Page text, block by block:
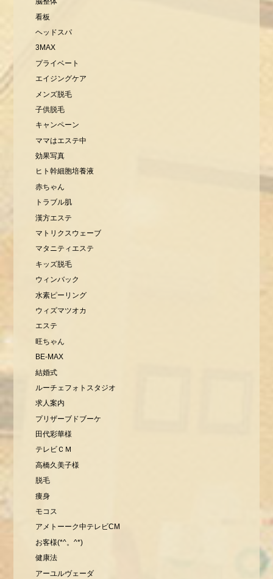
看板
ヘッドスパ
3MAX
プライベート
エイジングケア
メンズ脱毛
子供脱毛
キャンペーン
ママはエステ中
効果写真
ヒト幹細胞培養液
赤ちゃん
トラブル肌
漢方エステ
マトリクスウェーブ
マタニティエステ
キッズ脱毛
ウィンバック
水素ピーリング
ウィズマツオカ
エステ
旺ちゃん
BE-MAX
結婚式
ルーチェフォトスタジオ
求人案内
プリザーブドブーケ
田代彩華様
テレビＣＭ
高橋久美子様
脱毛
痩身
モコス
アメトーーク中テレビCM
お客様(*^。^*)
健康法
アーユルヴェーダ